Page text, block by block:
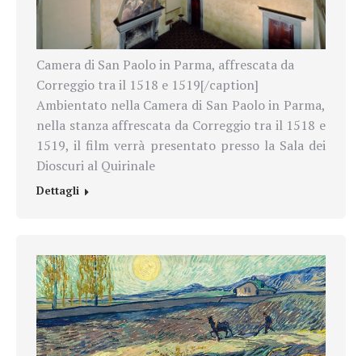
Camera di San Paolo in Parma, affrescata da
Correggio tra il 1518 e 1519[/caption]
Ambientato nella Camera di San Paolo in Parma,
nella stanza affrescata da Correggio tra il 1518 e
1519, il film verrà presentato presso la Sala dei
Dioscuri al Quirinale
Dettagli